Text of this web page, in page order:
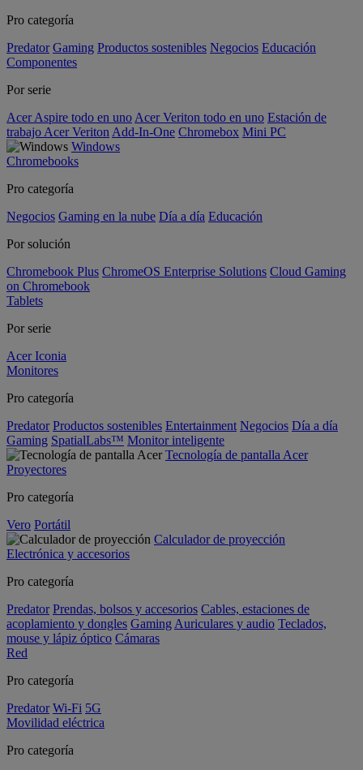
Pro categoría
Predator Gaming Productos sostenibles Negocios Educación
Componentes
Por serie
Acer Aspire todo en uno Acer Veriton todo en uno Estación de
trabajo Acer Veriton Add-In-One Chromebox Mini PC
Windows
Chromebooks
Pro categoría
Negocios Gaming en la nube Día a día Educación
Por solución
Chromebook Plus ChromeOS Enterprise Solutions Cloud Gaming
on Chromebook
Tablets
Por serie
Acer Iconia
Monitores
Pro categoría
Predator Productos sostenibles Entertainment Negocios Día a día
Gaming SpatialLabs™ Monitor inteligente
Tecnología de pantalla Acer
Proyectores
Pro categoría
Vero Portátil
Calculador de proyección
Electrónica y accesorios
Pro categoría
Predator Prendas, bolsos y accesorios Cables, estaciones de
acoplamiento y dongles Gaming Auriculares y audio Teclados,
mouse y lápiz óptico Cámaras
Red
Pro categoría
Predator Wi-Fi 5G
Movilidad eléctrica
Pro categoría